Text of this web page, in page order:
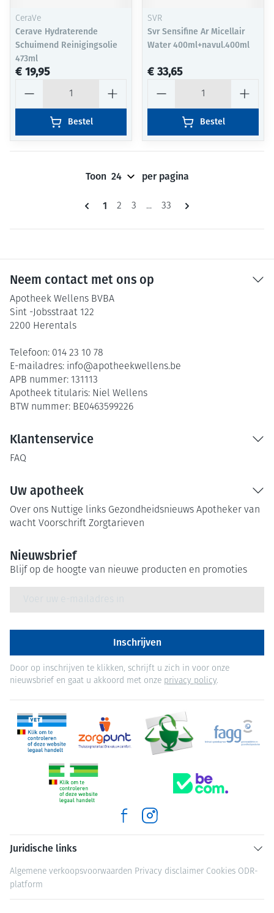
CeraVe
Cerave Hydraterende
Schuimend Reinigingsolie
473ml
€ 19,95
Bestel
SVR
Svr Sensifine Ar Micellair
Water 400ml+navul.400ml
€ 33,65
Bestel
Pagina's
U lees momenteel pagina
1 Pagina
2 Pagina
3 ... Pagina
33
Toon per pagina
Neem contact met ons op
Apotheek Wellens BVBA
Sint -Jobsstraat 122
2200 Herentals
Telefoon: 014 23 10 78
E-mailadres: info@apotheekwellens.be
APB nummer: 131113
Apotheek titularis: Niel Wellens
BTW nummer: BE0463599226
Klantenservice
FAQ
Uw apotheek
Over ons Nuttige links Gezondheidsnieuws Apotheker van
wacht Voorschrift Zorgtarieven
Nieuwsbrief
Blijf op de hoogte van nieuwe producten en promoties
Inschrijven
Door op inschrijven te klikken, schrijft u zich in voor onze
nieuwsbrief en gaat u akkoord met onze privacy policy.
Juridische links
Algemene verkoopsvoorwaarden Privacy disclaimer Cookies ODR-
platform